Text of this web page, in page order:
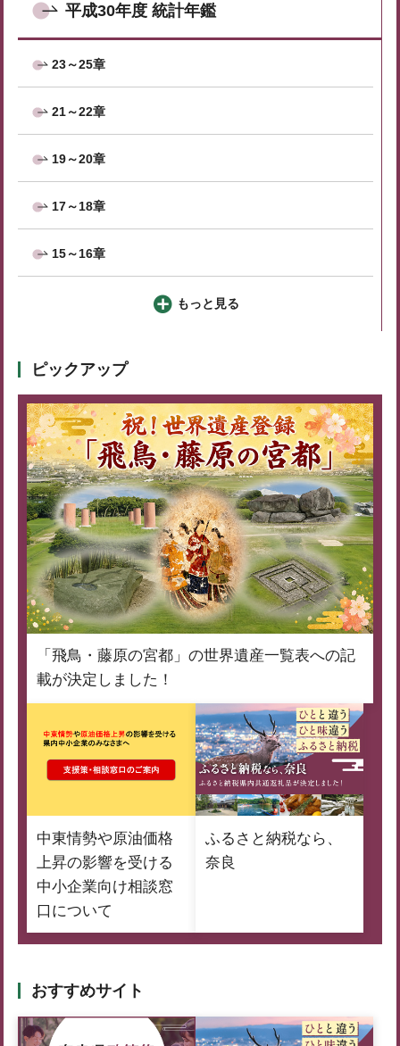
平成30年度 統計年鑑
23～25章
21～22章
19～20章
17～18章
15～16章
もっと見る
ピックアップ
「飛鳥・藤原の宮都」の世界遺産一覧表への記
載が決定しました！
中東情勢や原油価格
上昇の影響を受ける
中小企業向け相談窓
口について
ふるさと納税なら、
奈良
おすすめサイト